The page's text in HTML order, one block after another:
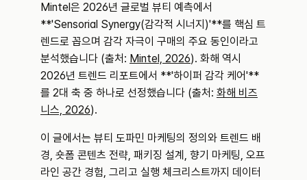
Mintel은 2026년 글로벌 뷰티 예측에서
**'Sensorial Synergy(감각적 시너지)'**를 핵심 트
렌드로 꼽으며 감각 자극이 구매의 주요 동인이라고
분석했습니다 (출처: Mintel, 2026). 화해 역시
2026년 트렌드 리포트에서 **'하이퍼 감각 케어'**
를 2대 축 중 하나로 선정했습니다 (출처: 화해 비즈
니스, 2026).
이 글에서는 뷰티 도파민 마케팅의 정의와 트렌드 배
경, 숏폼 콘텐츠 전략, 패키징 설계, 향기 마케팅, 오프
라인 공간 경험, 그리고 실행 체크리스트까지 데이터